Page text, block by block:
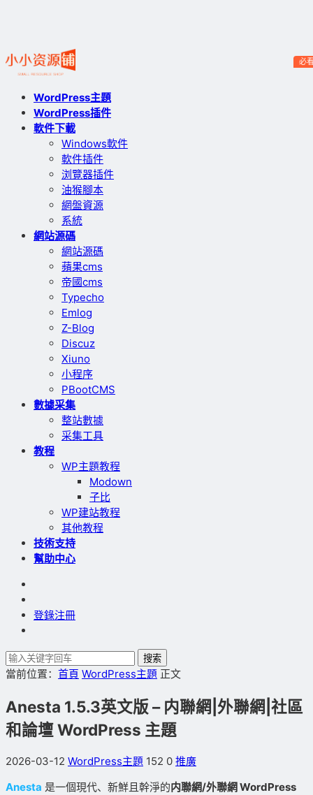
WordPress主題
WordPress插件
軟件下載
Windows軟件
軟件插件
浏覽器插件
油猴腳本
網盤資源
系統
網站源碼
網站源碼
蘋果cms
帝國cms
Typecho
Emlog
Z-Blog
Discuz
Xiuno
小程序
PBootCMS
數據采集
整站數據
采集工具
教程
WP主題教程
Modown
子比
WP建站教程
其他教程
技術支持
幫助中心
必
登錄注冊
搜索
當前位置： 首頁 WordPress主題 正文
Anesta 1.5.3英文版 – 内聯網|外聯網|社區
和論壇 WordPress 主題
2026-03-12 WordPress主題 152 0 推廣
Anesta 是一個現代、新鮮且幹淨的内聯網/外聯網 WordPress